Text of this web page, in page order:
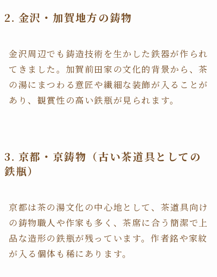
2. 金沢・加賀地方の鋳物
金沢周辺でも鋳造技術を生かした鉄器が作られ
てきました。加賀前田家の文化的背景から、茶
の湯にまつわる意匠や繊細な装飾が入ることが
あり、観賞性の高い鉄瓶が見られます。
3. 京都・京鋳物（古い茶道具としての
鉄瓶）
京都は茶の湯文化の中心地として、茶道具向け
の鋳物職人や作家も多く、茶席に合う簡潔で上
品な造形の鉄瓶が残っています。作者銘や家紋
が入る個体も稀にあります。